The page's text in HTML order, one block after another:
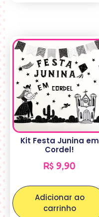
Kit Festa Junina em
Cordel!
R$ 9,90
Adicionar ao
carrinho